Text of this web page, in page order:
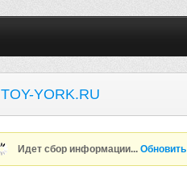
TOY-YORK.RU
Идет сбор информации...Обновить